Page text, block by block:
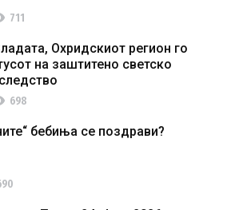
711
Охридскиот регион го
на заштитено светско
698
бебиња се поздрави?